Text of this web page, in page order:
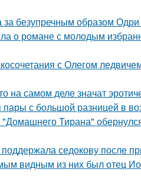
за безупречным образом
о романе с молодым
с Олегом
на самом деле значат
с большой разницей в
"Домашнего Тирана"
седокову после
видным из них был отец